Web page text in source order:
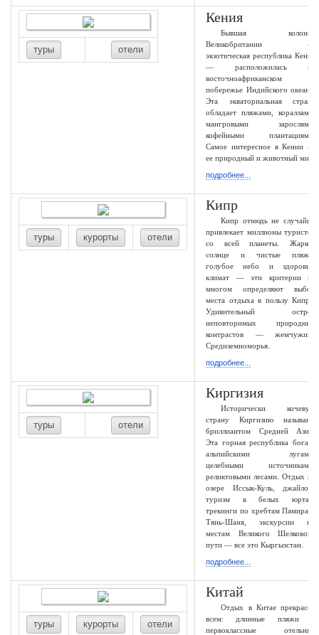
туры отели
Кения
Бывшая колония
Великобритании —
экзотическая республика Кения
— расположилась на
восточноафриканском
побережье Индийского океана.
Эта экваториальная страна
обладает пляжами, кораллами,
мангровыми зарослями,
кофейными плантациями.
Самое интересное в Кении —
ее природный и животный мир.
подробнее...
туры курорты отели
Кипр
Кипр отнюдь не случайно
привлекает миллионы туристов
со всей планеты. Жаркое
солнце и чистые пляжи,
голубое небо и здоровый
климат — эти критерии во
многом определяют выбор
места отдыха в пользу Кипра.
Удивительный остров
неповторимых природных
контрастов — жемчужина
Средиземноморья.
подробнее...
туры отели
Киргизия
Исторически кочевую
страну Киргизию называют
бриллиантом Средней Азии.
Эта горная республика богата
альпийскими лугами,
целебными источниками,
реликтовыми лесами. Отдых на
озере Иссык-Куль, джайлоо-
туризм в белых юртах,
трекинги по хребтам Памира и
Тянь-Шаня, экскурсии по
местам Великого Шелкового
пути — все это Кыргызстан.
подробнее...
туры курорты отели
Китай
Отдых в Китае прекрасен
всем: длинные пляжи и
первоклассные отельные